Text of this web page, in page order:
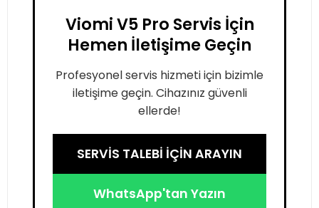
Viomi V5 Pro Servis İçin
Hemen İletişime Geçin
Profesyonel servis hizmeti için bizimle
iletişime geçin. Cihazınız güvenli
ellerde!
SERVİS TALEBİ İÇİN ARAYIN
WhatsApp'tan Yazın